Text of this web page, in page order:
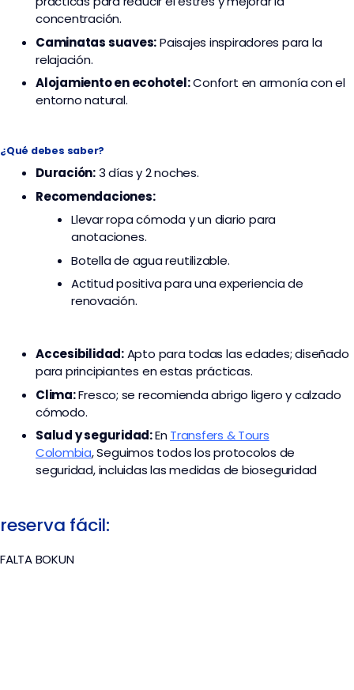
concentración.
Caminatas suaves:Paisajes inspiradores para la
relajación.
Alojamiento en ecohotel:Confort en armonía con el
entorno natural.
¿Qué debes saber?
Duración:3 días y 2 noches.
Recomendaciones:
Llevar ropa cómoda y un diario para
anotaciones.
Botella de agua reutilizable.
Actitud positiva para una experiencia de
renovación.
Accesibilidad:Apto para todas las edades; diseñado
para principiantes en estas prácticas.
Clima:Fresco; se recomienda abrigo ligero y calzado
cómodo.
Salud y seguridad:EnTransfers & Tours
Colombia,Seguimos todos los protocolos de
seguridad, incluidas las medidas de bioseguridad
reserva fácil:
FALTA BOKUN